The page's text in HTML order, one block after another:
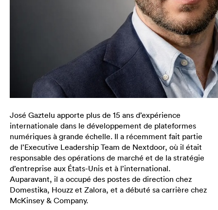
José Gaztelu apporte plus de 15 ans d’expérience
internationale dans le développement de plateformes
numériques à grande échelle. Il a récemment fait partie
de l’Executive Leadership Team de Nextdoor, où il était
responsable des opérations de marché et de la stratégie
d’entreprise aux États-Unis et à l’international.
Auparavant, il a occupé des postes de direction chez
Domestika, Houzz et Zalora, et a débuté sa carrière chez
McKinsey & Company.